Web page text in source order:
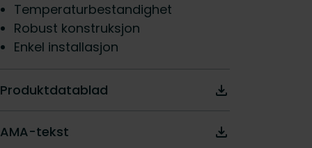
Temperaturbestandighet
Robust konstruksjon
Enkel installasjon
Produktdatablad
AMA-tekst